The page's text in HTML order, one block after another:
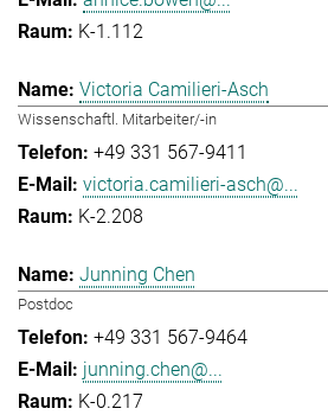
K-1.112
Victoria Camilieri-Asch
Wissenschaftl. Mitarbeiter/-in
+49 331 567-9411
victoria.camilieri-asch@...
K-2.208
Junning Chen
Postdoc
+49 331 567-9464
junning.chen@...
K-0.217